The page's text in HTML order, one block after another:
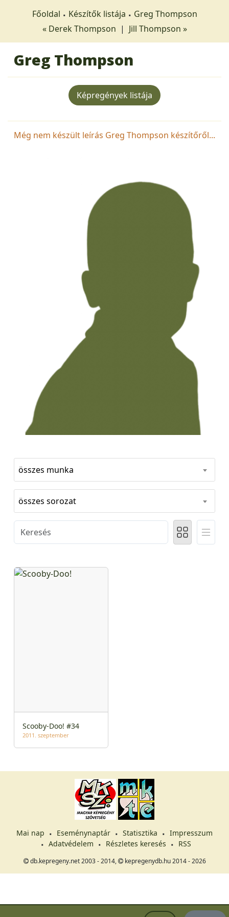
Főoldal Készítők listája
Greg Thompson
« Derek Thompson | Jill Thompson »
Greg Thompson
Képregények listája
Még nem készült leírás Greg Thompson készítőről...
összes munka
összes sorozat
Scooby-Doo! #34
2011. szeptember
Mai nap Eseménynaptár Statisztika
Impresszum
Adatvédelem
Részletes keresés RSS
db.kepregeny.net 2003 - 2014, kepregenydb.hu 2014 - 2026